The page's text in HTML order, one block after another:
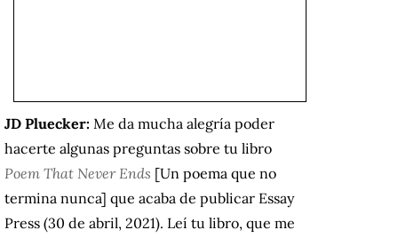
JD Pluecker: Me da mucha alegría poder
hacerte algunas preguntas sobre tu libro
Poem That Never Ends [Un poema que no
termina nunca] que acaba de publicar Essay
Press (30 de abril, 2021). Leí tu libro, que me